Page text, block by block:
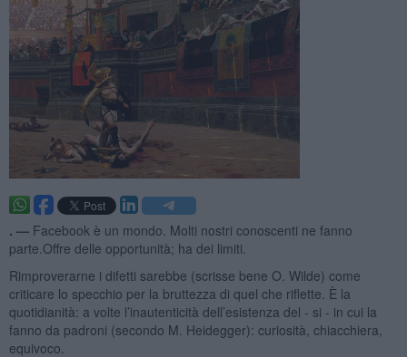
. — Facebook è un mondo. Molti nostri conoscenti ne fanno
parte.Offre delle opportunità; ha dei limiti.
Rimproverarne i difetti sarebbe (scrisse bene O. Wilde) come
criticare lo specchio per la bruttezza di quel che riflette. È la
quotidianità: a volte l’inautenticità dell’esistenza del - si - in cui la
fanno da padroni (secondo M. Heidegger): curiosità, chiacchiera,
equivoco.